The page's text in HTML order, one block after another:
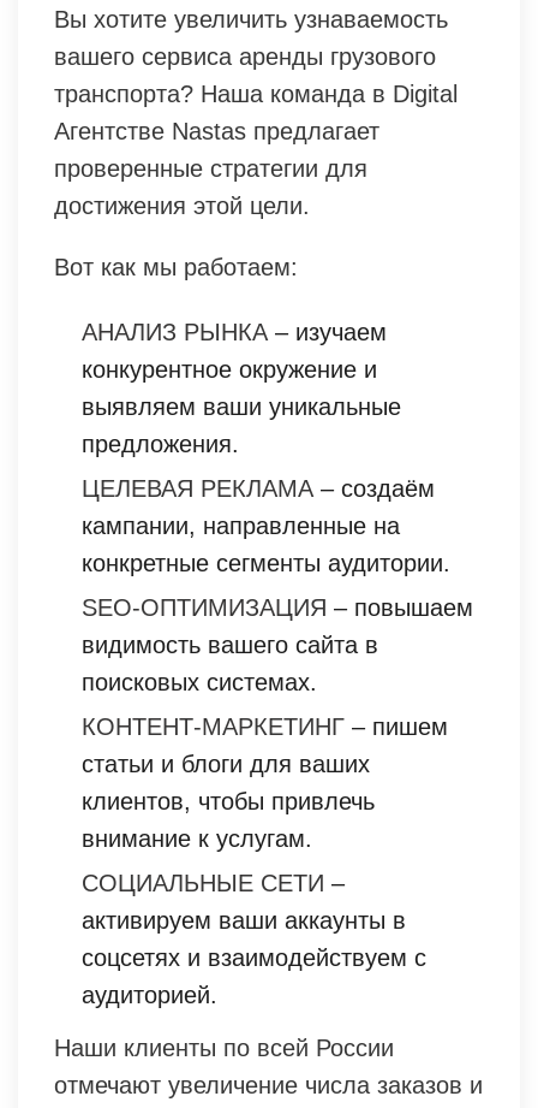
Вы хотите увеличить узнаваемость
вашего сервиса аренды грузового
транспорта? Наша команда в Digital
Агентстве Nastas предлагает
проверенные стратегии для
достижения этой цели.
Вот как мы работаем:
АНАЛИЗ РЫНКА – изучаем
конкурентное окружение и
выявляем ваши уникальные
предложения.
ЦЕЛЕВАЯ РЕКЛАМА – создаём
кампании, направленные на
конкретные сегменты аудитории.
SEO-ОПТИМИЗАЦИЯ – повышаем
видимость вашего сайта в
поисковых системах.
КОНТЕНТ-МАРКЕТИНГ – пишем
статьи и блоги для ваших
клиентов, чтобы привлечь
внимание к услугам.
СОЦИАЛЬНЫЕ СЕТИ –
активируем ваши аккаунты в
соцсетях и взаимодействуем с
аудиторией.
Наши клиенты по всей России
отмечают увеличение числа заказов и